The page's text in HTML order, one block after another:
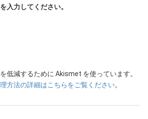
入力してください。
低減するために Akismet を使っています。
方法の詳細はこちらをご覧ください。